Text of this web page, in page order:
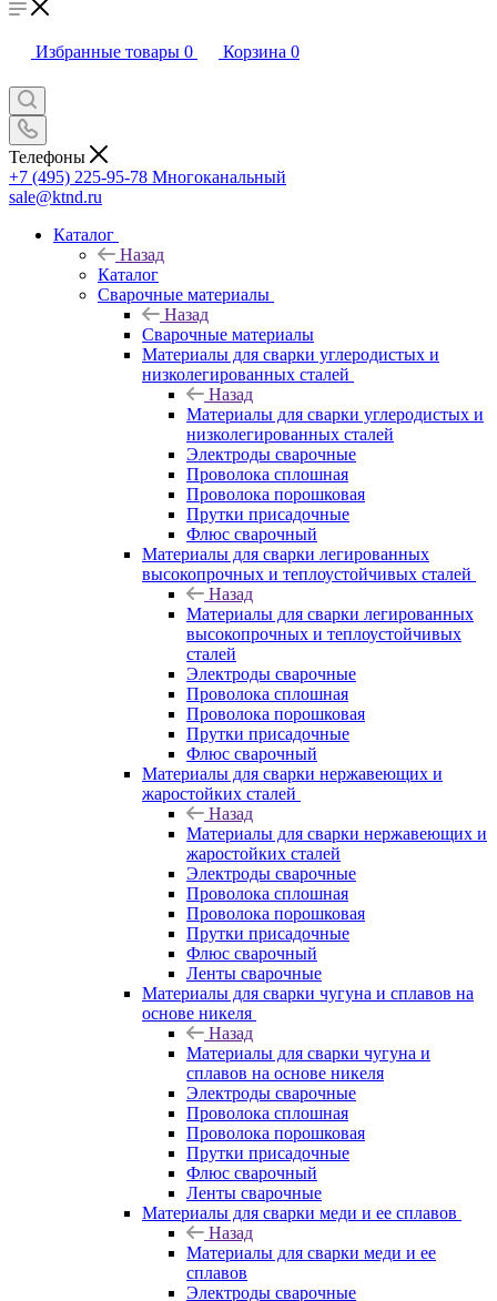
Избранные товары 0 Корзина 0
Телефоны
+7 (495) 225-95-78 Многоканальный
sale@ktnd.ru
Каталог
Назад
Каталог
Сварочные материалы
Назад
Сварочные материалы
Материалы для сварки углеродистых и
низколегированных сталей
Назад
Материалы для сварки углеродистых и
низколегированных сталей
Электроды сварочные
Проволока сплошная
Проволока порошковая
Прутки присадочные
Флюс сварочный
Материалы для сварки легированных
высокопрочных и теплоустойчивых сталей
Назад
Материалы для сварки легированных
высокопрочных и теплоустойчивых
сталей
Электроды сварочные
Проволока сплошная
Проволока порошковая
Прутки присадочные
Флюс сварочный
Материалы для сварки нержавеющих и
жаростойких сталей
Назад
Материалы для сварки нержавеющих и
жаростойких сталей
Электроды сварочные
Проволока сплошная
Проволока порошковая
Прутки присадочные
Флюс сварочный
Ленты сварочные
Материалы для сварки чугуна и сплавов на
основе никеля
Назад
Материалы для сварки чугуна и
сплавов на основе никеля
Электроды сварочные
Проволока сплошная
Проволока порошковая
Прутки присадочные
Флюс сварочный
Ленты сварочные
Материалы для сварки меди и ее сплавов
Назад
Материалы для сварки меди и ее
сплавов
Электроды сварочные